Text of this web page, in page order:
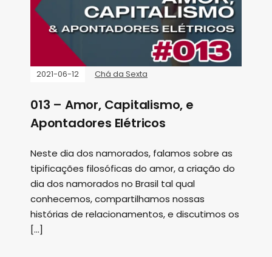
2021-06-12 Chá da Sexta
013 – Amor, Capitalismo, e
Apontadores Elétricos
Neste dia dos namorados, falamos sobre as
tipificações filosóficas do amor, a criação do
dia dos namorados no Brasil tal qual
conhecemos, compartilhamos nossas
histórias de relacionamentos, e discutimos os
[…]